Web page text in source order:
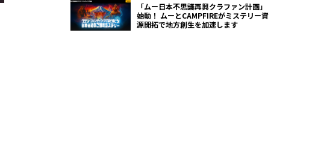
「ムー日本不思議再興クラファン計画」
始動！ ムーとCAMPFIREがミステリー資
源開拓で地方創生を加速します